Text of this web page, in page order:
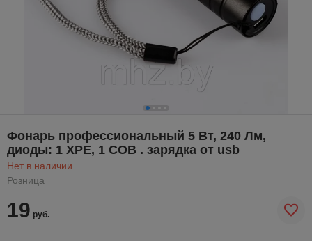
Фонарь профессиональный 5 Вт, 240 Лм,
диоды: 1 XPE, 1 COB . зарядка от usb
Нет в наличии
Розница
19 руб.